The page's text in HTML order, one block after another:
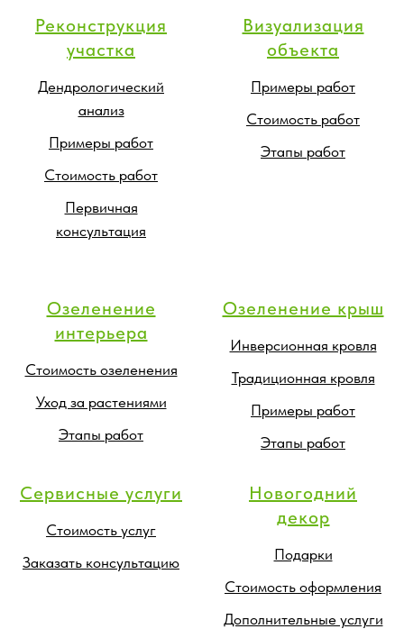
Реконструкция
участка
Дендрологический
анализ
Примеры работ
Стоимость работ
Первичная
консультация
Визуализация
объекта
Примеры работ
Стоимость работ
Этапы работ
Озеленение
интерьера
Стоимость озеленения
Уход за растениями
Этапы работ
Озеленение крыш
Инверсионная кровля
Традиционная кровля
Примеры работ
Этапы работ
Сервисные услуги
Стоимость услуг
Заказать консультацию
Новогодний
декор
Подарки
Стоимость оформления
Дополнительные услуги